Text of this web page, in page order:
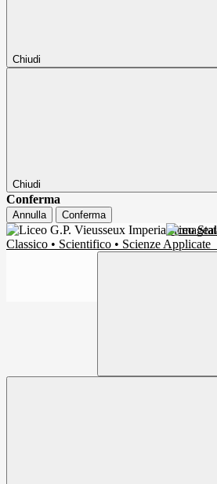
Chiudi
Chiudi
Conferma
Annulla Conferma
Liceo
Classico • Scientifico • Scienze Applicate